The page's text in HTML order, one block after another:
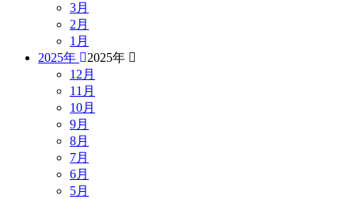
3月
2月
1月
2025年
2025年
12月
11月
10月
9月
8月
7月
6月
5月